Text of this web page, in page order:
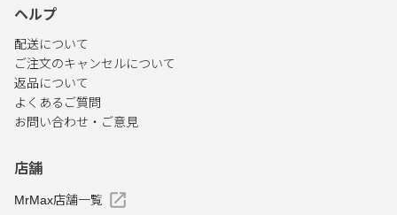
ヘルプ
配送について
ご注文のキャンセルについて
返品について
よくあるご質問
お問い合わせ・ご意見
店舗
MrMax店舗一覧